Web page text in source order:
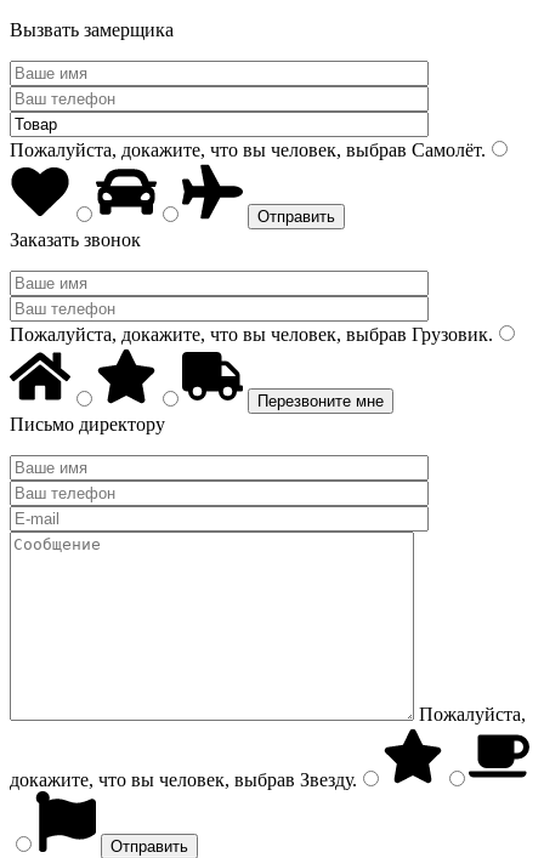
Вызвать замерщика
Пожалуйста, докажите, что вы человек, выбрав Самолёт.
Заказать звонок
Пожалуйста, докажите, что вы человек, выбрав Грузовик.
Письмо директору
Пожалуйста,
докажите, что вы человек, выбрав Звезду.